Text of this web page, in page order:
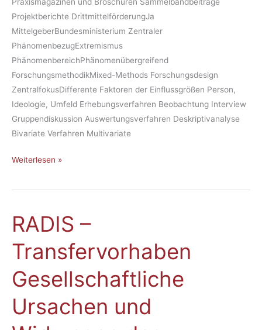
Projektberichte DrittmittelförderungJa
MittelgeberBundesministerium Zentraler
PhänomenbezugExtremismus
PhänomenbereichPhänomenübergreifend
ForschungsmethodikMixed-Methods Forschungsdesign
ZentralfokusDifferente Faktoren der Einflussgrößen Person,
Ideologie, Umfeld Erhebungsverfahren Beobachtung Interview
Gruppendiskussion Auswertungsverfahren Deskriptivanalyse
Bivariate Verfahren Multivariate
Weiterlesen »
RADIS –
Transfervorhaben
Gesellschaftliche
Ursachen und
RADIS
–
Transfervorhaben
Gesellschaftliche
Ursachen
und
Wirkungen